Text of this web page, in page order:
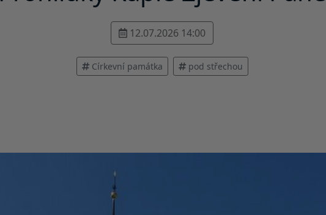
12.07.2026 14:00
Církevní památka pod střechou